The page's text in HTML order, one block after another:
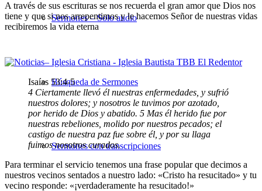
Sermones – Solo audio
Búsqueda de Sermones
Sermones con transcripciones
A través de sus escrituras se nos recuerda el gran amor que Dios nos
tiene y que si nos arrepentimos y le hacemos Señor de nuestras vidas
recibiremos la vida eterna
Isaías 53:4-5
4 Ciertamente llevó él nuestras enfermedades, y sufrió
nuestros dolores; y nosotros le tuvimos por azotado,
por herido de Dios y abatido. 5 Mas él herido fue por
nuestras rebeliones, molido por nuestros pecados; el
castigo de nuestra paz fue sobre él, y por su llaga
fuimos nosotros curados.
Para terminar el servicio tenemos una frase popular que decimos a
nuestros vecinos sentados a nuestro lado: «Cristo ha resucitado» y tu
vecino responde: «¡verdaderamente ha resucitado!»